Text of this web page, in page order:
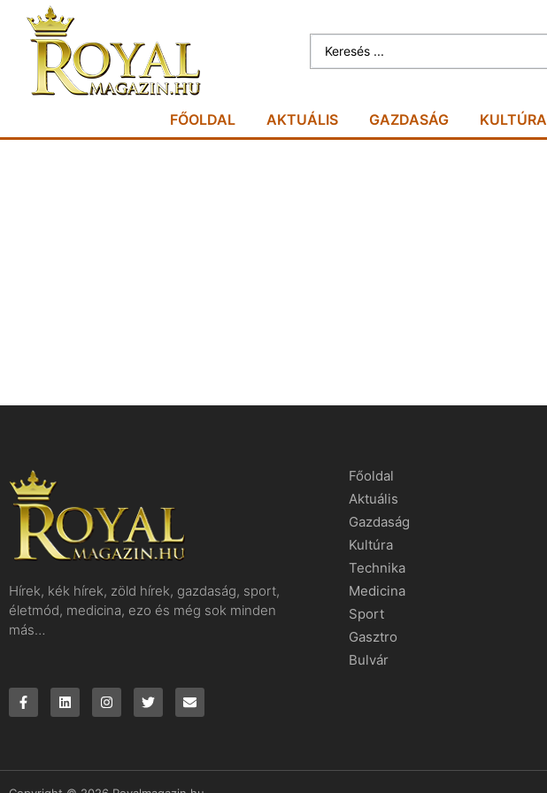
FŐOLDAL AKTUÁLIS GAZDASÁG KULTÚRA
Hírek, kék hírek, zöld hírek, gazdaság, sport,
életmód, medicina, ezo és még sok minden
más…
Főoldal
Aktuális
Gazdaság
Kultúra
Technika
Medicina
Sport
Gasztro
Bulvár